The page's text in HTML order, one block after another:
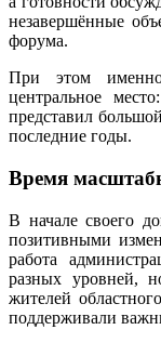
незавершённые
форума.
При этом именно
центральное
представил
последние годы.
Время
В начале своего
позитивными
работа
разных уровней,
жителей
поддерживали